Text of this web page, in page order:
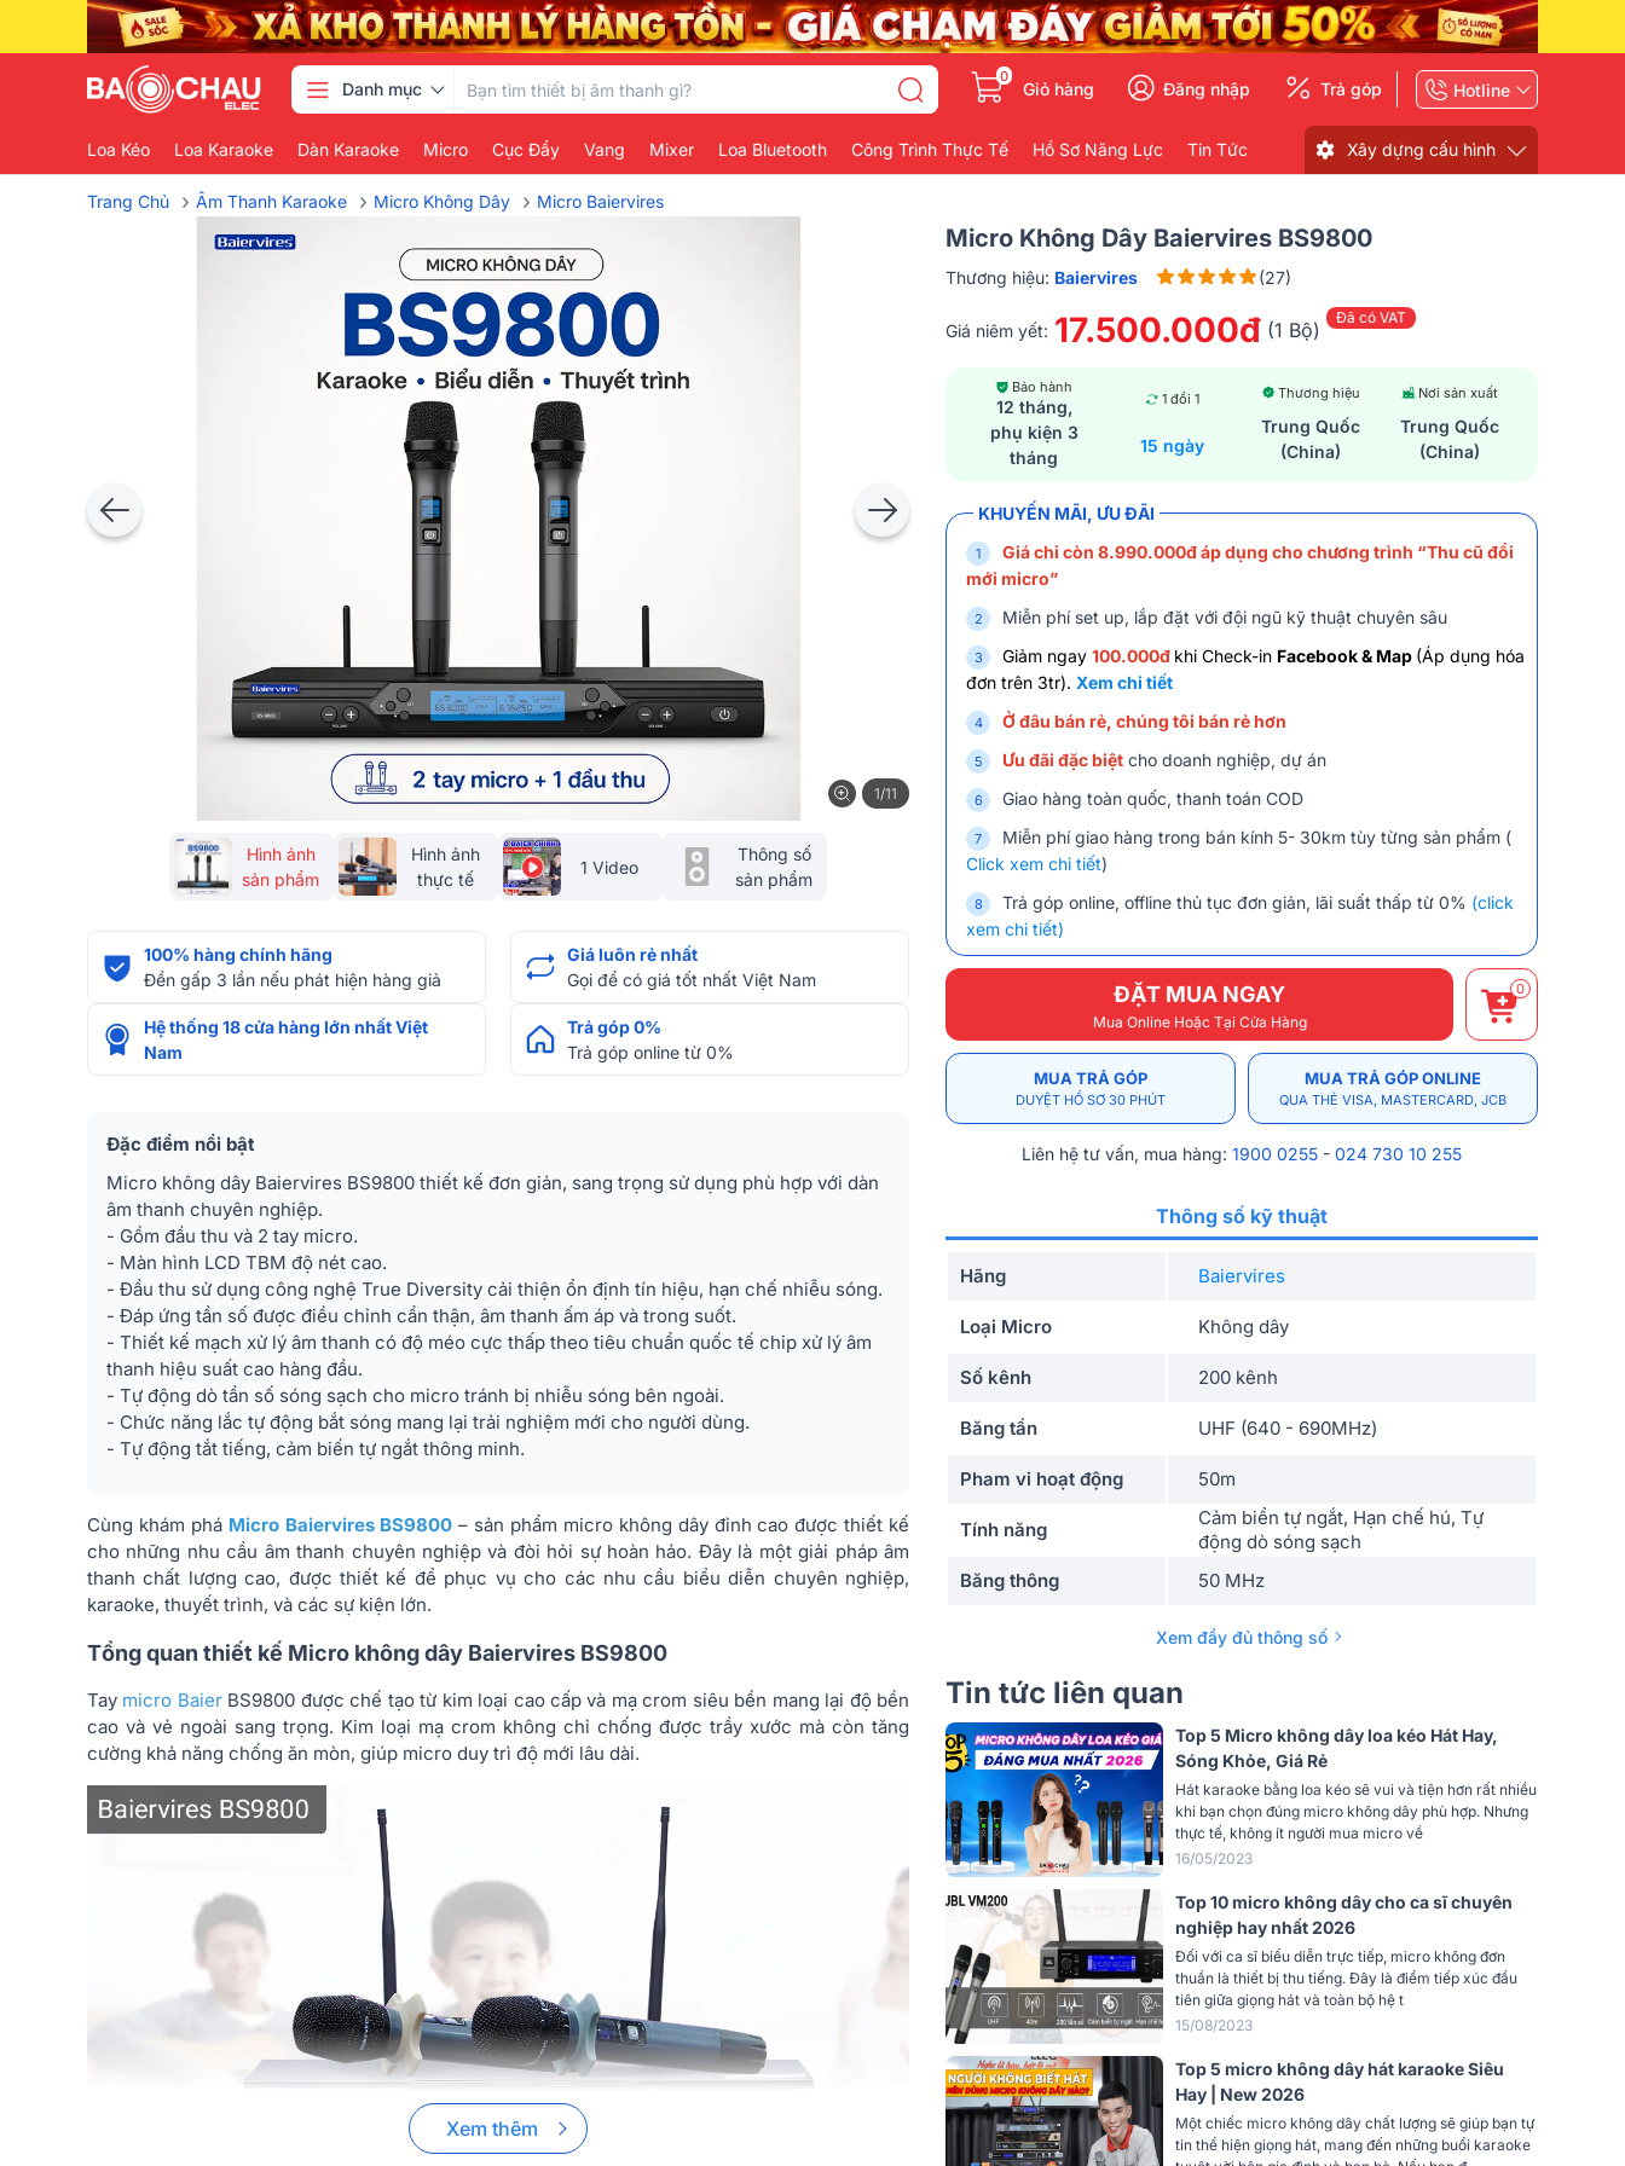
Danh mục
0
Giỏ hàng Đăng nhập Trả góp Hotline
Loa Kéo Loa Karaoke Dàn Karaoke Micro Cục Đẩy Vang Mixer Loa Bluetooth Công Trình Thực Tế Hồ Sơ Năng Lực Tin Tức Xây dựng cấu hình
Trang Chủ › Âm Thanh Karaoke › Micro Không Dây › Micro Baiervires
1/11
Hình ảnh
sản phẩm
Hình ảnh
thực tế
1 Video
Thông số
sản phẩm
100% hàng chính hãng
Đền gấp 3 lần nếu phát hiện hàng giả
Giá luôn rẻ nhất
Gọi để có giá tốt nhất Việt Nam
Hệ thống 18 cửa hàng lớn nhất Việt
Nam
Trả góp 0%
Trả góp online từ 0%
Đặc điểm nổi bật
Micro không dây Baiervires BS9800 thiết kế đơn giản, sang trọng sử dụng phù hợp với dàn
âm thanh chuyên nghiệp.
- Gồm đầu thu và 2 tay micro.
- Màn hình LCD TBM độ nét cao.
- Đầu thu sử dụng công nghệ True Diversity cải thiện ổn định tín hiệu, hạn chế nhiễu sóng.
- Đáp ứng tần số được điều chỉnh cẩn thận, âm thanh ấm áp và trong suốt.
- Thiết kế mạch xử lý âm thanh có độ méo cực thấp theo tiêu chuẩn quốc tế chip xử lý âm
thanh hiệu suất cao hàng đầu.
- Tự động dò tần số sóng sạch cho micro tránh bị nhiễu sóng bên ngoài.
- Chức năng lắc tự động bắt sóng mang lại trải nghiệm mới cho người dùng.
- Tự động tắt tiếng, cảm biến tự ngắt thông minh.
Cùng khám phá Micro Baiervires BS9800 – sản phẩm micro không dây đỉnh cao được thiết kế
cho những nhu cầu âm thanh chuyên nghiệp và đòi hỏi sự hoàn hảo. Đây là một giải pháp âm
thanh chất lượng cao, được thiết kế để phục vụ cho các nhu cầu biểu diễn chuyên nghiệp,
karaoke, thuyết trình, và các sự kiện lớn.
Tổng quan thiết kế Micro không dây Baiervires BS9800
Tay micro BaierBS9800 được chế tạo từ kim loại cao cấp và mạ crom siêu bền mang lại độ bền
cao và vẻ ngoài sang trọng. Kim loại mạ crom không chỉ chống được trầy xước mà còn tăng
cường khả năng chống ăn mòn, giúp micro duy trì độ mới lâu dài.
Xem thêm
Micro Không Dây Baiervires BS9800
Thương hiệu: Baiervires (27)
Giá niêm yết: 17.500.000đ (1 Bộ)
Đã có VAT
Bảo hành
12 tháng,
phụ kiện 3
tháng
1 đổi 1
15 ngày
Thương hiệu
Trung Quốc
(China)
Nơi sản xuất
Trung Quốc
(China)
KHUYẾN MÃI, ƯU ĐÃI
Giá chỉ còn 8.990.000đ áp dụng cho chương trình “Thu cũ đổi
mới micro”
Miễn phí set up, lắp đặt với đội ngũ kỹ thuật chuyên sâu
Giảm ngay 100.000đ khi Check-in Facebook & Map (Áp dụng hóa
đơn trên 3tr). Xem chi tiết
Ở đâu bán rẻ, chúng tôi bán rẻ hơn
Ưu đãi đặc biệt cho doanh nghiệp, dự án
Giao hàng toàn quốc, thanh toán COD
Miễn phí giao hàng trong bán kính 5- 30km tùy từng sản phẩm (
Click xem chi tiết)
Trả góp online, offline thủ tục đơn giản, lãi suất thấp từ 0% (click
xem chi tiết)
ĐẶT MUA NGAY
Mua Online Hoặc Tại Cửa Hàng
0
MUA TRẢ GÓP
DUYỆT HỒ SƠ 30 PHÚT
MUA TRẢ GÓP ONLINE
QUA THẺ VISA, MASTERCARD, JCB
Liên hệ tư vấn, mua hàng: 1900 0255 - 024 730 10 255
Thông số kỹ thuật
Hãng Baiervires
Loại Micro Không dây
Số kênh 200 kênh
Băng tần UHF (640 - 690MHz)
Pham vi hoạt động 50m
Tính năng
Cảm biển tự ngắt, Hạn chế hú, Tự
động dò sóng sạch
Băng thông
50 MHz
≥ 50 dB
Ứng dụng mở rộng
Màn hình hiển thị LCD
Không gian tần số 250KHz
Độ rộng tần số 50 MHz
Chế độ dao động tần
số
Thiết kế vòng lặp khóa mô-đun PLL
Mô-đun tần số 100 bộ
Độ ổn định sóng
mang
± 5KHz
Nhận tín hiệu
Lựa chọn do CPU điều khiển và nhận
dạng phi công
Tắt tiếng
Mạch vòng lặp Tắt tiếng & Khóa
Xem đầy đủ thông số
Tin tức liên quan
Top 5 Micro không dây loa kéo Hát Hay,
Sóng Khỏe, Giá Rẻ
Hát karaoke bằng loa kéo sẽ vui và tiện hơn rất nhiều
khi bạn chọn đúng micro không dây phù hợp. Nhưng
thực tế, không ít người mua micro về
16/05/2023
Top 10 micro không dây cho ca sĩ chuyên
nghiệp hay nhất 2026
Đối với ca sĩ biểu diễn trực tiếp, micro không đơn
thuần là thiết bị thu tiếng. Đây là điểm tiếp xúc đầu
tiên giữa giọng hát và toàn bộ hệ t
15/08/2023
Top 5 micro không dây hát karaoke Siêu
Hay | New 2026
Một chiếc micro không dây chất lượng sẽ giúp bạn tự
tin thể hiện giọng hát, mang đến những buổi karaoke